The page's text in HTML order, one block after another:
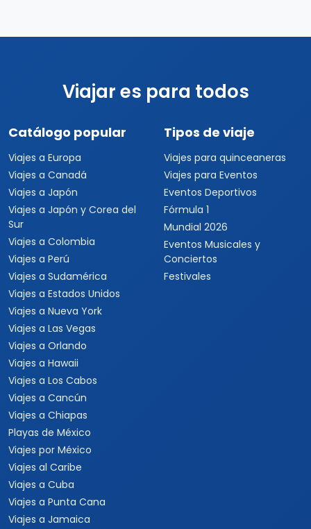
Viajar es para todos
Catálogo popular
Viajes a Europa
Viajes a Canadá
Viajes a Japón
Viajes a Japón y Corea del
Sur
Viajes a Colombia
Viajes a Perú
Viajes a Sudamérica
Viajes a Estados Unidos
Viajes a Nueva York
Viajes a Las Vegas
Viajes a Orlando
Viajes a Hawaii
Viajes a Los Cabos
Viajes a Cancún
Viajes a Chiapas
Playas de México
Viajes por México
Viajes al Caribe
Viajes a Cuba
Viajes a Punta Cana
Viajes a Jamaica
Tipos de viaje
Viajes para quinceaneras
Viajes para Eventos
Eventos Deportivos
Fórmula 1
Mundial 2026
Eventos Musicales y
Conciertos
Festivales